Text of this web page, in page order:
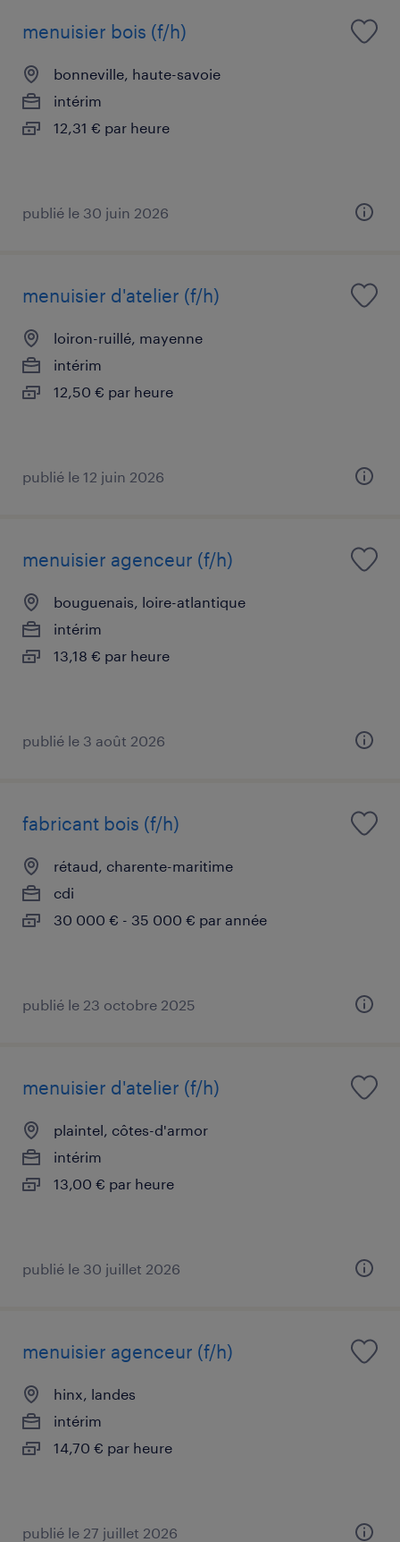
menuisier bois (f/h)
bonneville, haute-savoie
intérim
12,31 € par heure
publié le 30 juin 2026
menuisier d'atelier (f/h)
loiron-ruillé, mayenne
intérim
12,50 € par heure
publié le 12 juin 2026
menuisier agenceur (f/h)
bouguenais, loire-atlantique
intérim
13,18 € par heure
publié le 3 août 2026
fabricant bois (f/h)
rétaud, charente-maritime
cdi
30 000 € - 35 000 € par année
publié le 23 octobre 2025
menuisier d'atelier (f/h)
plaintel, côtes-d'armor
intérim
13,00 € par heure
publié le 30 juillet 2026
menuisier agenceur (f/h)
hinx, landes
intérim
14,70 € par heure
publié le 27 juillet 2026